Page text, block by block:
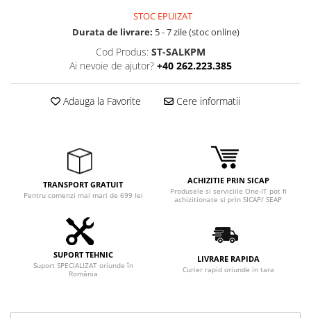
Periferice PC
USB Hub
Placi de Baza
Placi Video
Memorii
STOC EPUIZAT
Durata de livrare: 5 - 7 zile (stoc online)
Cod Produs: ST-SALKPM
Ai nevoie de ajutor? +40 262.223.385
Adauga la Favorite Cere informatii
TRANSPORT GRATUIT
Pentru comenzi mai mari de 699 lei
ACHIZITIE PRIN SICAP
Produsele si serviciile One-IT pot fi
achizitionate si prin SICAP/ SEAP
SUPORT TEHNIC
Suport SPECIALIZAT oriunde în
România
LIVRARE RAPIDA
Curier rapid oriunde in tara